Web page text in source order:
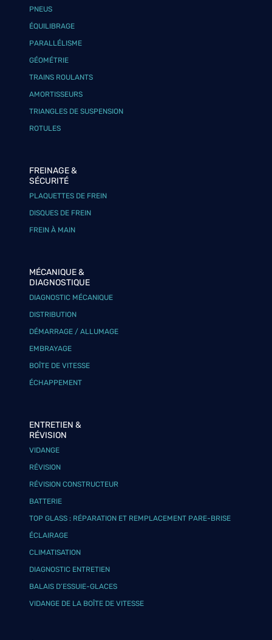
PNEUS
ÉQUILIBRAGE
PARALLÉLISME
GÉOMÉTRIE
TRAINS ROULANTS
AMORTISSEURS
TRIANGLES DE SUSPENSION
ROTULES
FREINAGE &
SÉCURITÉ
PLAQUETTES DE FREIN
DISQUES DE FREIN
FREIN À MAIN
MÉCANIQUE &
DIAGNOSTIQUE
DIAGNOSTIC MÉCANIQUE
DISTRIBUTION
DÉMARRAGE / ALLUMAGE
EMBRAYAGE
BOÎTE DE VITESSE
ÉCHAPPEMENT
ENTRETIEN &
RÉVISION
VIDANGE
RÉVISION
RÉVISION CONSTRUCTEUR
BATTERIE
TOP GLASS : RÉPARATION ET REMPLACEMENT PARE-BRISE
ÉCLAIRAGE
CLIMATISATION
DIAGNOSTIC ENTRETIEN
BALAIS D’ESSUIE-GLACES
VIDANGE DE LA BOÎTE DE VITESSE